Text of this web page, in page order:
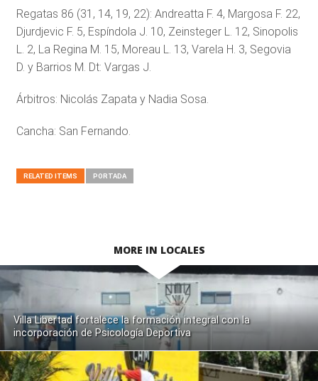
Regatas 86 (31, 14, 19, 22): Andreatta F. 4, Margosa F. 22,
Djurdjevic F. 5, Espíndola J. 10, Zeinsteger L. 12, Sinopolis
L. 2, La Regina M. 15, Moreau L. 13, Varela H. 3, Segovia
D. y Barrios M. Dt: Vargas J.
Árbitros: Nicolás Zapata y Nadia Sosa.
Cancha: San Fernando.
RELATED ITEMS PORTADA
MORE IN LOCALES
Villa Libertad fortalece la formación integral con la
incorporación de Psicología Deportiva